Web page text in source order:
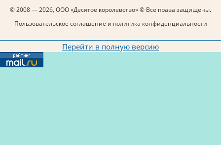
© 2008 — 2026, ООО «Десятое королевство» © Все права защищены.
Пользовательское соглашение и политика конфиденциальности
Перейти в полную версию